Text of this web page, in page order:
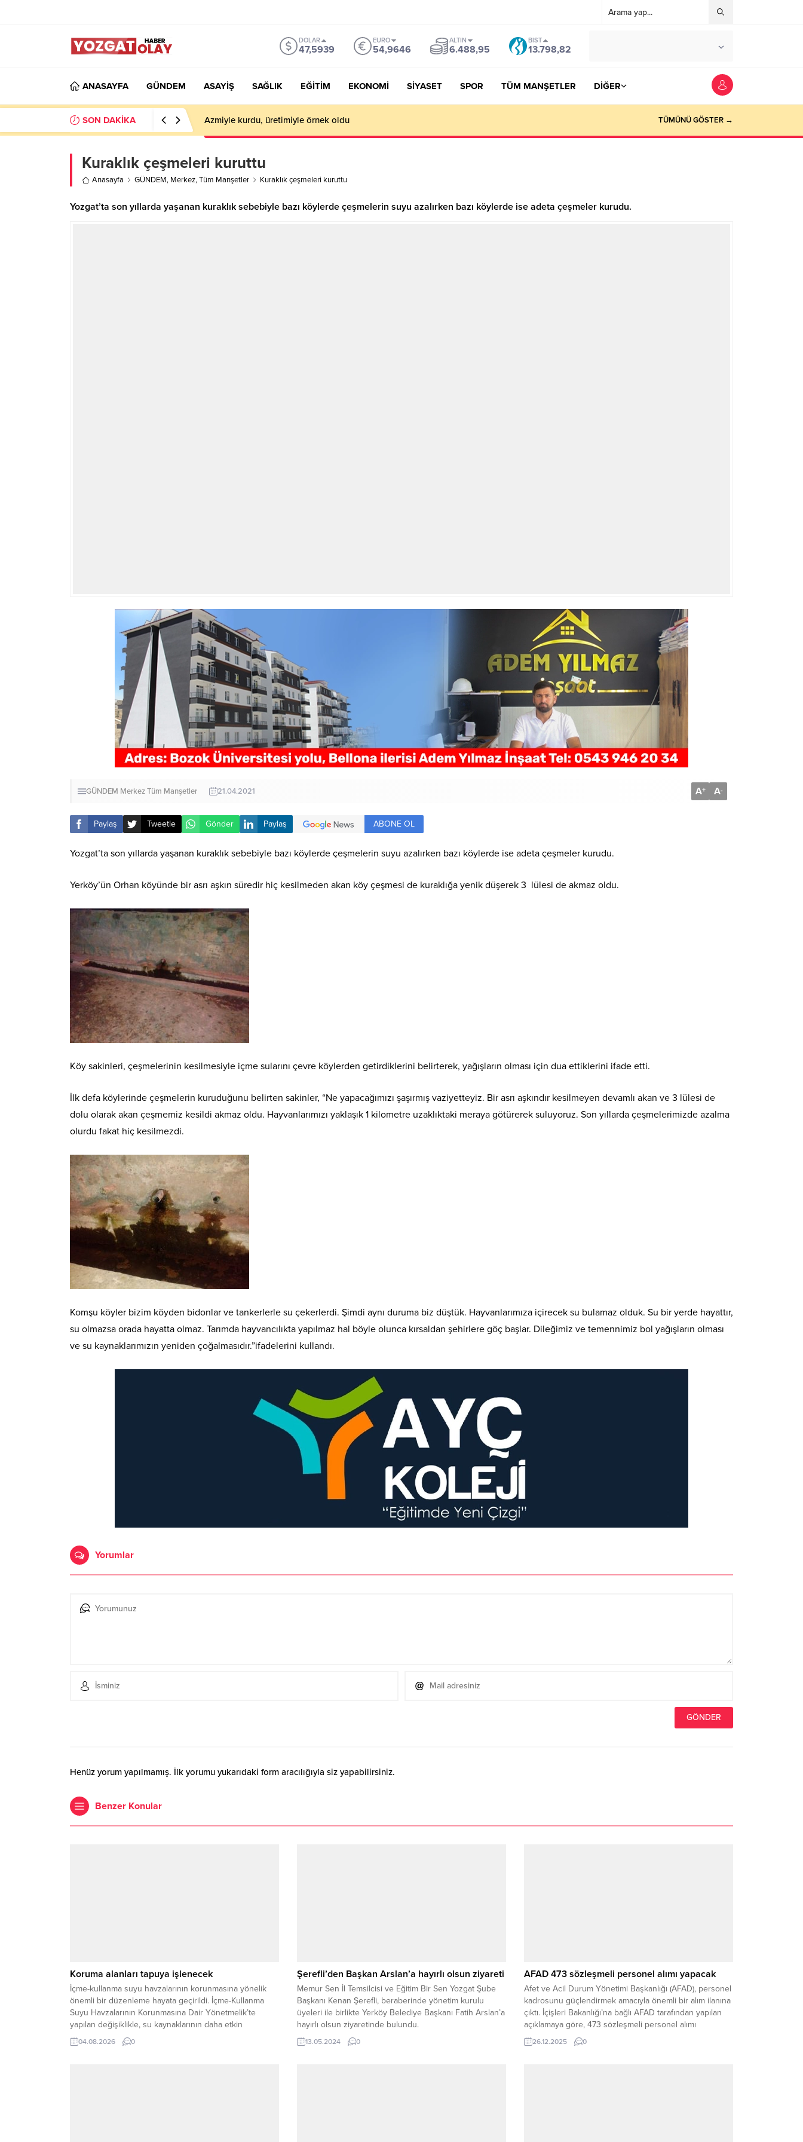
DOLAR
47,5939
EURO
54,9646
ALTIN
6.488,95
BIST
13.798,82
ANASAYFA GÜNDEM ASAYİŞ SAĞLIK EĞİTİM EKONOMİ SİYASET SPOR TÜM MANŞETLER DİĞER
SON DAKİKA Azmiyle kurdu, üretimiyle örnek oldu TÜMÜNÜ GÖSTER →
Kuraklık çeşmeleri kuruttu
Anasayfa GÜNDEM, Merkez,Tüm Manşetler Kuraklık çeşmeleri kuruttu
Yozgat’ta son yıllarda yaşanan kuraklık sebebiyle bazı köylerde çeşmelerin suyu azalırken bazı köylerde ise adeta çeşmeler kurudu.
GÜNDEM MerkezTüm Manşetler 21.04.2021 A+ A-
Paylaş Tweetle Gönder Paylaş ABONE OL
Yozgat’ta son yıllarda yaşanan kuraklık sebebiyle bazı köylerde çeşmelerin suyu azalırken bazı köylerde ise adeta çeşmeler kurudu.
Yerköy’ün Orhan köyünde bir asrı aşkın süredir hiç kesilmeden akan köy çeşmesi de kuraklığa yenik düşerek 3 lülesi de akmaz oldu.
Köy sakinleri, çeşmelerinin kesilmesiyle içme sularını çevre köylerden getirdiklerini belirterek, yağışların olması için dua ettiklerini ifade etti.
İlk defa köylerinde çeşmelerin kuruduğunu belirten sakinler, “Ne yapacağımızı şaşırmış vaziyetteyiz. Bir asrı aşkındır kesilmeyen devamlı akan ve 3 lülesi de
dolu olarak akan çeşmemiz kesildi akmaz oldu. Hayvanlarımızı yaklaşık 1 kilometre uzaklıktaki meraya götürerek suluyoruz. Son yıllarda çeşmelerimizde azalma
olurdu fakat hiç kesilmezdi.
Komşu köyler bizim köyden bidonlar ve tankerlerle su çekerlerdi. Şimdi aynı duruma biz düştük. Hayvanlarımıza içirecek su bulamaz olduk. Su bir yerde hayattır,
su olmazsa orada hayatta olmaz. Tarımda hayvancılıkta yapılmaz hal böyle olunca kırsaldan şehirlere göç başlar. Dileğimiz ve temennimiz bol yağışların olması
ve su kaynaklarımızın yeniden çoğalmasıdır.”ifadelerini kullandı.
Yorumlar
Henüz yorum yapılmamış. İlk yorumu yukarıdaki form aracılığıyla siz yapabilirsiniz.
Benzer Konular
Koruma alanları tapuya işlenecek
İçme-kullanma suyu havzalarının korunmasına yönelik
önemli bir düzenleme hayata geçirildi. İçme-Kullanma
Suyu Havzalarının Korunmasına Dair Yönetmelik’te
yapılan değişiklikle, su kaynaklarının daha etkin
korunması, denetimlerin dijital ortamda takip edilmesi ve
koruma alanlarının hukuki güvence altına alınması
04.08.2026 0
Şerefli’den Başkan Arslan’a hayırlı olsun ziyareti
Memur Sen İl Temsilcisi ve Eğitim Bir Sen Yozgat Şube
Başkanı Kenan Şerefli, beraberinde yönetim kurulu
üyeleri ile birlikte Yerköy Belediye Başkanı Fatih Arslan’a
hayırlı olsun ziyaretinde bulundu.
13.05.2024 0
AFAD 473 sözleşmeli personel alımı yapacak
Afet ve Acil Durum Yönetimi Başkanlığı (AFAD), personel
kadrosunu güçlendirmek amacıyla önemli bir alım ilanına
çıktı. İçişleri Bakanlığı’na bağlı AFAD tarafından yapılan
açıklamaya göre, 473 sözleşmeli personel alımı
gerçekleştirilecek. İlgili ilan, Resmi Gazete’de
yayımlanarak yürürlüğe girdi. İlanın yayımlanmasının
26.12.2025 0